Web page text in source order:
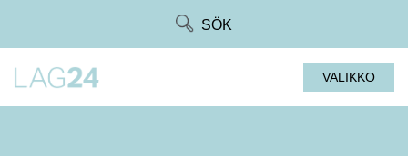
SÖK
VALIKKO